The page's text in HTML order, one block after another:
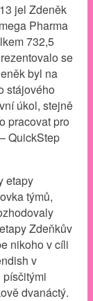
jel Zdeněk
Pharma
732,5
se
byl na
stájového
úkol, stejně
pracovat pro
QuickStep
etapy
týmů,
Zdeňkův
nikoho v cíli
v
dvanáctý.